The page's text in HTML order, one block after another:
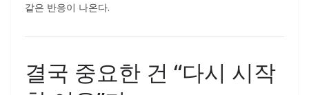
같은 반응이 나온다.
결국 중요한 건 “다시 시작